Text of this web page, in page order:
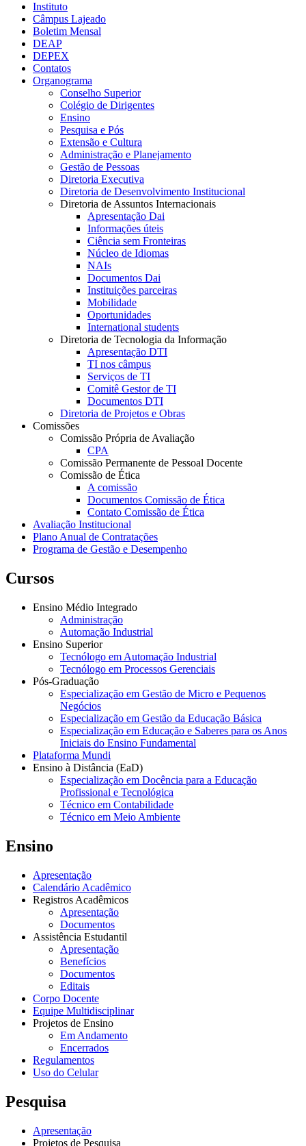
Instituto
Câmpus Lajeado
Boletim Mensal
DEAP
DEPEX
Contatos
Organograma
Conselho Superior
Colégio de Dirigentes
Ensino
Pesquisa e Pós
Extensão e Cultura
Administração e Planejamento
Gestão de Pessoas
Diretoria Executiva
Diretoria de Desenvolvimento Institucional
Diretoria de Assuntos Internacionais
Apresentação Dai
Informações úteis
Ciência sem Fronteiras
Núcleo de Idiomas
NAIs
Documentos Dai
Instituições parceiras
Mobilidade
Oportunidades
International students
Diretoria de Tecnologia da Informação
Apresentação DTI
TI nos câmpus
Serviços de TI
Comitê Gestor de TI
Documentos DTI
Diretoria de Projetos e Obras
Comissões
Comissão Própria de Avaliação
CPA
Comissão Permanente de Pessoal Docente
Comissão de Ética
A comissão
Documentos Comissão de Ética
Contato Comissão de Ética
Avaliação Institucional
Plano Anual de Contratações
Programa de Gestão e Desempenho
Cursos
Ensino Médio Integrado
Administração
Automação Industrial
Ensino Superior
Tecnólogo em Automação Industrial
Tecnólogo em Processos Gerenciais
Pós-Graduação
Especialização em Gestão de Micro e Pequenos
Negócios
Especialização em Gestão da Educação Básica
Especialização em Educação e Saberes para os Anos
Iniciais do Ensino Fundamental
Plataforma Mundi
Ensino à Distância (EaD)
Especialização em Docência para a Educação
Profissional e Tecnológica
Técnico em Contabilidade
Técnico em Meio Ambiente
Ensino
Apresentação
Calendário Acadêmico
Registros Acadêmicos
Apresentação
Documentos
Assistência Estudantil
Apresentação
Benefícios
Documentos
Editais
Corpo Docente
Equipe Multidisciplinar
Projetos de Ensino
Em Andamento
Encerrados
Regulamentos
Uso do Celular
Pesquisa
Apresentação
Projetos de Pesquisa